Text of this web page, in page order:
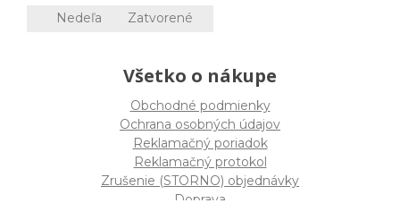
Nedeľa
Zatvorené
Všetko o nákupe
Obchodné podmienky
Ochrana osobných údajov
Reklamačný poriadok
Reklamačný protokol
Zrušenie (STORNO) objednávky
Doprava